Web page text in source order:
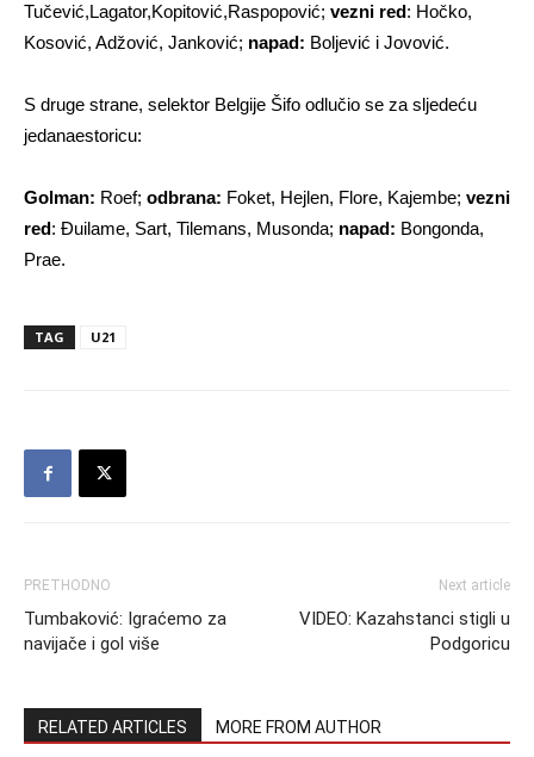
Tučević,Lagator,Kopitović,Raspopović; vezni red: Hočko,
Kosović, Adžović, Janković; napad: Boljević i Jovović.
S druge strane, selektor Belgije Šifo odlučio se za sljedeću
jedanaestoricu:
Golman: Roef; odbrana: Foket, Hejlen, Flore, Kajembe; vezni
red: Đuilame, Sart, Tilemans, Musonda; napad: Bongonda,
Prae.
TAG U21
PRETHODNO
Tumbaković: Igraćemo za
navijače i gol više
Next article
VIDEO: Kazahstanci stigli u
Podgoricu
RELATED ARTICLES MORE FROM AUTHOR